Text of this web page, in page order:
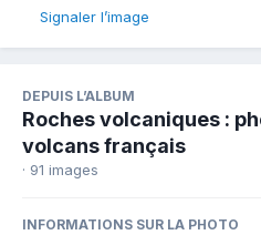
Signaler l’image
DEPUIS L’ALBUM
Roches volcaniques :
volcans français
· 91 images
INFORMATIONS SUR LA PHOTO